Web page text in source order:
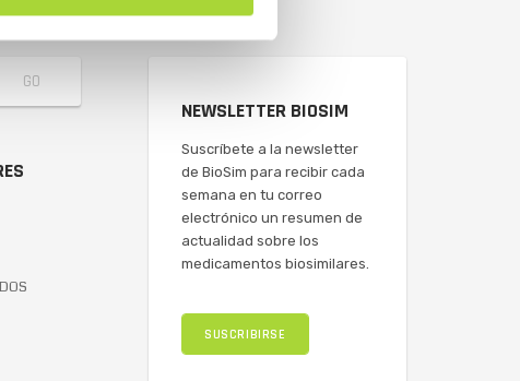
NEWSLETTER BIOSIM
Suscríbete a la newsletter
de BioSim para recibir cada
semana en tu correo
electrónico un resumen de
actualidad sobre los
medicamentos biosimilares.
SUSCRIBIRSE